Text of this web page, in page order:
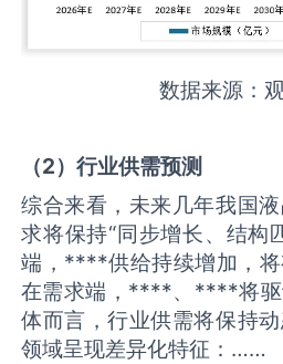
数据来源：
（2）行业供需预测
综合来看，未来几年我国
求将保持“同步增长、结构
端，****供给持续增加，将
在需求端，****、****将驱
体而言，行业供需将保持
领域呈现差异化特征：……